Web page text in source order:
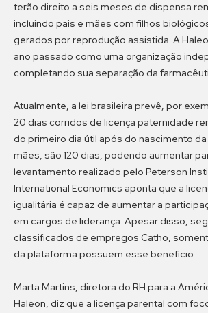
terão direito a seis meses de dispensa
incluindo pais e mães com filhos
gerados por reprodução assistida. A
ano passado como uma organização
completando sua separação da
Atualmente, a lei brasileira prevê, por
20 dias corridos de licença paternidade
do primeiro dia útil após do nascimento da
mães, são 120 dias, podendo aumentar
levantamento realizado pelo Peterson
International Economics aponta que a
igualitária é capaz de aumentar a
em cargos de liderança. Apesar disso,
classificados de empregos Catho,
da plataforma possuem esse benefício.
Marta Martins, diretora do RH para a
Haleon, diz que a licença parental com